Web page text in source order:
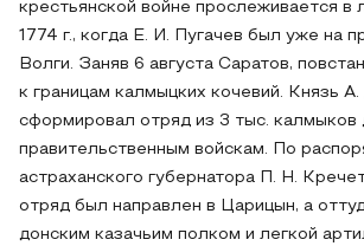
крестьянской войне прослеживается в
1774 г., когда Е. И. Пугачев был уже на
Волги. Заняв 6 августа Саратов,
к границам калмыцких кочевий. Князь
сформировал отряд из 3 тыс.
правительственным войскам. По
астраханского губернатора П. Н.
отряд был направлен в Царицын, а
донским казачьим полком и легкой